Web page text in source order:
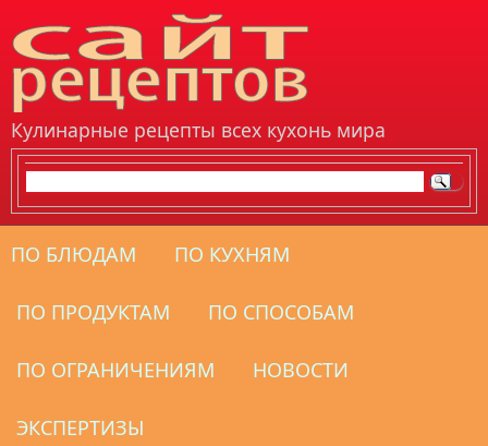
Перейти к основному содержанию
Кулинарные рецепты всех кухонь мира
ПО БЛЮДАМ ПО КУХНЯМ
ПО ПРОДУКТАМ ПО СПОСОБАМ
ПО ОГРАНИЧЕНИЯМ НОВОСТИ
ЭКСПЕРТИЗЫ